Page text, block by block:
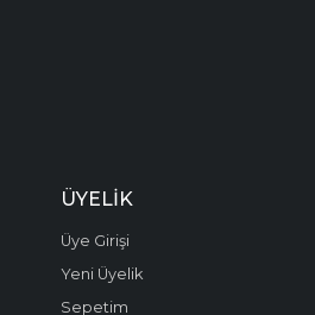
ÜYELIK
Üye Girişi
Yeni Üyelik
Sepetim